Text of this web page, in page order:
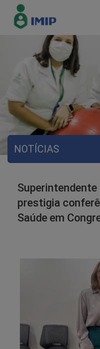
NOTÍCIAS
Superintendente
prestigia
Saúde em